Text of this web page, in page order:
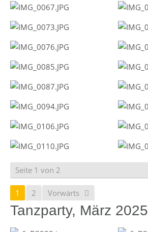
Seite 1 von 2
1 2 Vorwärts
Tanzparty, März 2025